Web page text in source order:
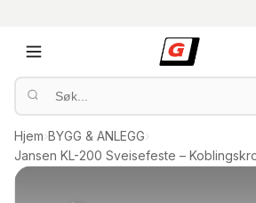
Hjem›BYGG & ANLEGG›
Jansen KL-200 Sveisefeste –